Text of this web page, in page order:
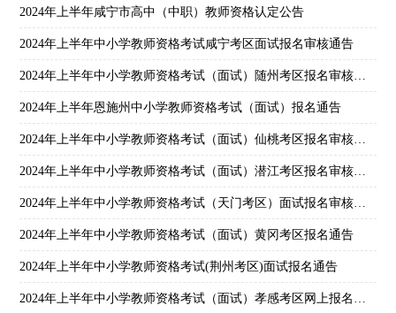
2024年上半年咸宁市高中（中职）教师资格认定公告
2024年上半年中小学教师资格考试咸宁考区面试报名审核通告
2024年上半年恩施州中小学教师资格考试（面试）报名通告
2024年上半年中小学教师资格考试（面试）黄冈考区报名通告
2024年上半年中小学教师资格考试(荆州考区)面试报名通告